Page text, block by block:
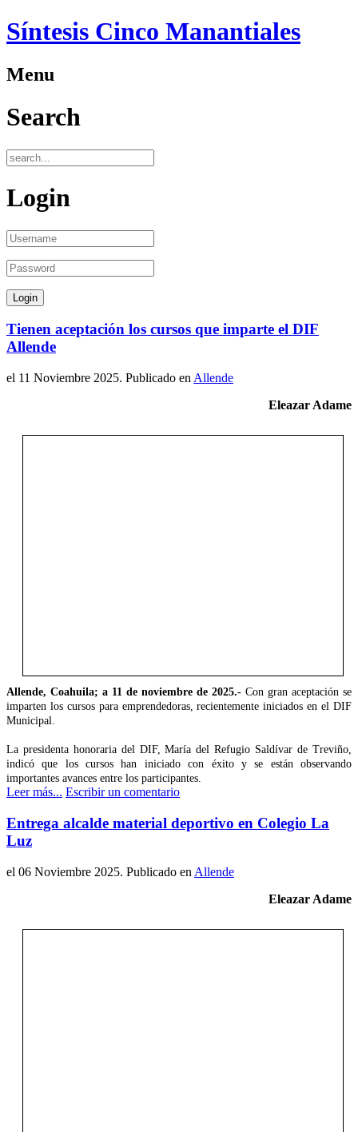
Síntesis Cinco Manantiales
Menu
Search
Login
Tienen aceptación los cursos que imparte el DIF
Allende
el 11 Noviembre 2025. Publicado en Allende
Eleazar Adame
Allende, Coahuila; a 11 de noviembre de 2025.- Con gran aceptación se
imparten los cursos para emprendedoras, recientemente iniciados en el DIF
Municipal.
La presidenta honoraria del DIF, María del Refugio Saldívar de Treviño,
indicó que los cursos han iniciado con éxito y se están observando
importantes avances entre los participantes.
Leer más... Escribir un comentario
Entrega alcalde material deportivo en Colegio La
Luz
el 06 Noviembre 2025. Publicado en Allende
Eleazar Adame